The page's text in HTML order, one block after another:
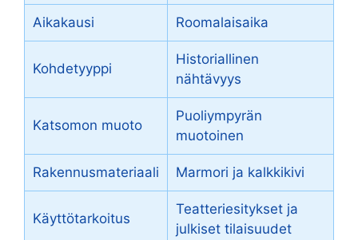
Aikakausi Roomalaisaika
Kohdetyyppi
Historiallinen
nähtävyys
Katsomon muoto
Puoliympyrän
muotoinen
Rakennusmateriaali Marmori ja kalkkikivi
Käyttötarkoitus
Teatteriesitykset ja
julkiset tilaisuudet